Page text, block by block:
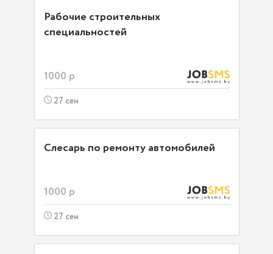
Рабочие строительных
специальностей
1000 р
27 сен
Слесарь по ремонту автомобилей
1000 р
27 сен